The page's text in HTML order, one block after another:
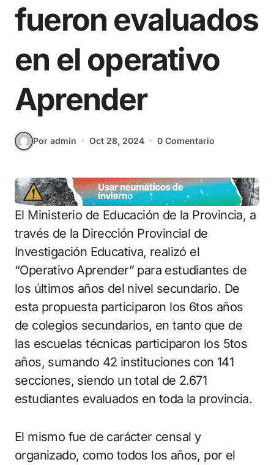
fueron evaluados
en el operativo
Aprender
Por admin Oct 28, 2024 0 Comentario
El Ministerio de Educación de la Provincia, a
través de la Dirección Provincial de
Investigación Educativa, realizó el
“Operativo Aprender” para estudiantes de
los últimos años del nivel secundario. De
esta propuesta participaron los 6tos años
de colegios secundarios, en tanto que de
las escuelas técnicas participaron los 5tos
años, sumando 42 instituciones con 141
secciones, siendo un total de 2.671
estudiantes evaluados en toda la provincia.
El mismo fue de carácter censal y
organizado, como todos los años, por el